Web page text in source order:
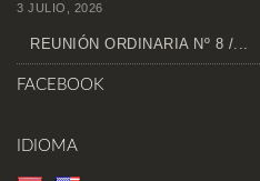
3 JULIO, 2026
REUNIÓN ORDINARIA Nº 8 /...
FACEBOOK
IDIOMA